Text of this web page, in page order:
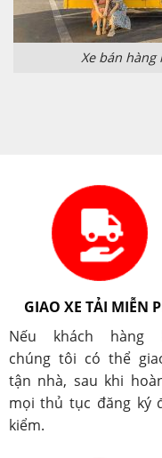
Xe bán hàng
GIAO XE TẢI MIỄN
Nếu khách hàng
chúng tôi có thể
tận nhà, sau khi
mọi thủ tục đăng ký
kiểm.